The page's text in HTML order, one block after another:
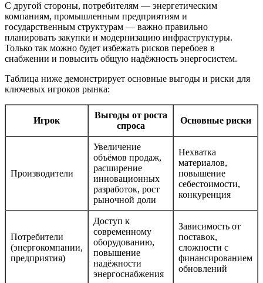
С другой стороны, потребителям — энергетическим
компаниям, промышленным предприятиям и
государственным структурам — важно правильно
планировать закупки и модернизацию инфраструктуры.
Только так можно будет избежать рисков перебоев в
снабжении и повысить общую надёжность энергосистем.
Таблица ниже демонстрирует основные выгоды и риски для
ключевых игроков рынка:
Игрок
Выгоды от роста
спроса
Основные риски
Производители
Увеличение
объёмов продаж,
расширение
инновационных
разработок, рост
рыночной доли
Нехватка
материалов,
повышение
себестоимости,
конкуренция
Потребители
(энергокомпании,
предприятия)
Доступ к
современному
оборудованию,
повышение
надёжности
энергоснабжения
Зависимость от
поставок,
сложности с
финансированием
обновлений